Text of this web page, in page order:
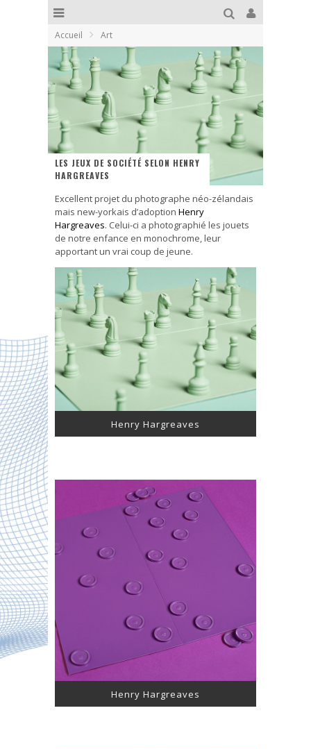
Accueil Art
LES JEUX DE SOCIÉTÉ SELON HENRY
HARGREAVES
Excellent projet du photographe néo-zélandais
mais new-yorkais d’adoption Henry
Hargreaves. Celui-ci a photographié les jouets
de notre enfance en monochrome, leur
apportant un vrai coup de jeune.
Henry Hargreaves
Henry Hargreaves